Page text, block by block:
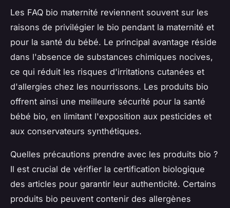
Les FAQ bio maternité reviennent souvent sur les
raisons de privilégier le bio pendant la maternité et
pour la santé du bébé. Le principal avantage réside
dans l'absence de substances chimiques nocives,
ce qui réduit les risques d'irritations cutanées et
d'allergies chez les nourrissons. Les produits bio
offrent ainsi une meilleure sécurité pour la santé
bébé bio, en limitant l'exposition aux pesticides et
aux conservateurs synthétiques.
Quelles précautions prendre avec les produits bio ?
Il est crucial de vérifier la certification biologique
des articles pour garantir leur authenticité. Certains
produits bio peuvent contenir des allergènes